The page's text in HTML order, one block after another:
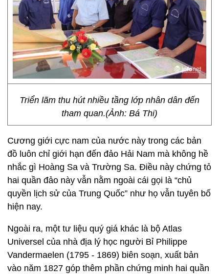
Triển lãm thu hút nhiều tầng lớp nhân dân đến
tham quan.(Ảnh: Bá Thi)
Cương giới cực nam của nước này trong các bản
đồ luôn chỉ giới hạn đến đảo Hải Nam mà không hề
nhắc gì Hoàng Sa và Trường Sa. Điều này chứng tỏ
hai quần đảo này vẫn nằm ngoài cái gọi là “chủ
quyền lịch sử của Trung Quốc” như họ vẫn tuyên bố
hiện nay.
Ngoài ra, một tư liệu quý giá khác là bộ Atlas
Universel của nhà địa lý học người Bỉ Philippe
Vandermaelen (1795 - 1869) biên soạn, xuất bản
vào năm 1827 góp thêm phần chứng minh hai quần